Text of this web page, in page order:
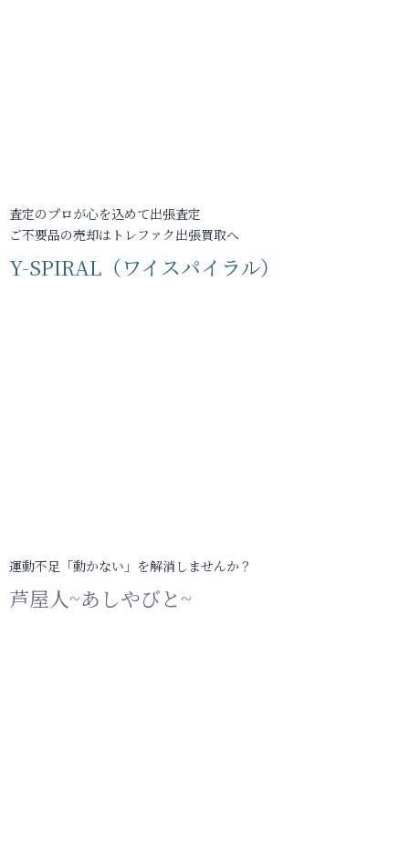
査定のプロが心を込めて出張査定
ご不要品の売却はトレファク出張買取へ
Y-SPIRAL（ワイスパイラル）
運動不足「動かない」を解消しませんか？
芦屋人~あしやびと~